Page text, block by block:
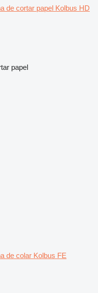
de cortar papel Kolbus HD
papel
de colar Kolbus FE